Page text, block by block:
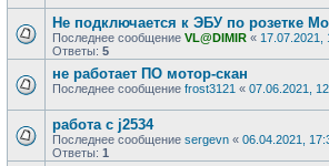
Не подключается к ЭБУ по розетке
Последнее сообщение VL@DIMIR « 17.07.2021,
Ответы: 5
не работает ПО мотор-скан
Последнее сообщение frost3121 « 07.06.2021,
работа с j2534
Последнее сообщение sergevn « 06.04.2021,
Ответы: 1